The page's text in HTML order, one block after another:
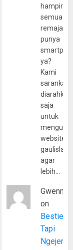
hampir
semua
remaja
punya
ya?
Kami
sarankan,
diarahkan
saja
untuk
website
agar
lebih…
Gwenny
on
Bestie
Tapi